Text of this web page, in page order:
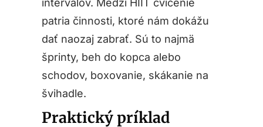
intervalov. Medzi HIIT cvičenie
patria činnosti, ktoré nám dokážu
dať naozaj zabrať. Sú to najmä
šprinty, beh do kopca alebo
schodov, boxovanie, skákanie na
švihadle.
Praktický príklad